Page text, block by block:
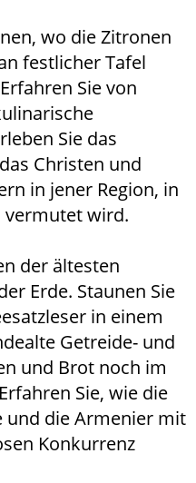
wo die Zitronen
festlicher Tafel
Sie von
Sie das
Christen und
in jener Region, in
vermutet wird.
der ältesten
Erde. Staunen Sie
in einem
Getreide- und
und Brot noch im
Sie, wie die
und die Armenier mit
Konkurrenz